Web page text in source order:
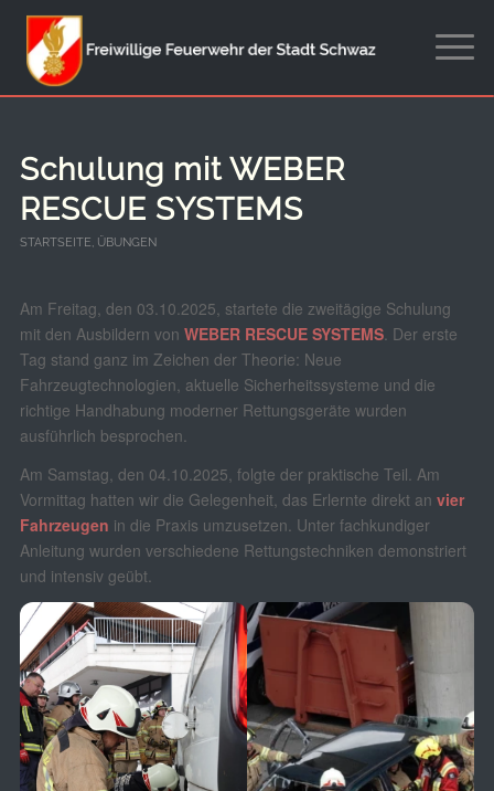
Schulung mit WEBER
RESCUE SYSTEMS
STARTSEITE, ÜBUNGEN
Am Freitag, den 03.10.2025, startete die zweitägige Schulung
mit den Ausbildern von WEBER RESCUE SYSTEMS. Der erste
Tag stand ganz im Zeichen der Theorie: Neue
Fahrzeugtechnologien, aktuelle Sicherheitssysteme und die
richtige Handhabung moderner Rettungsgeräte wurden
ausführlich besprochen.
Am Samstag, den 04.10.2025, folgte der praktische Teil. Am
Vormittag hatten wir die Gelegenheit, das Erlernte direkt an vier
Fahrzeugen in die Praxis umzusetzen. Unter fachkundiger
Anleitung wurden verschiedene Rettungstechniken demonstriert
und intensiv geübt.